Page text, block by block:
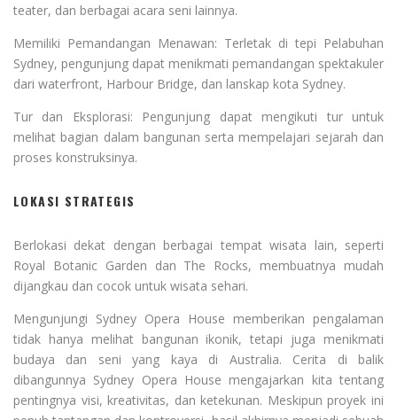
teater, dan berbagai acara seni lainnya.
Memiliki Pemandangan Menawan: Terletak di tepi Pelabuhan
Sydney, pengunjung dapat menikmati pemandangan spektakuler
dari waterfront, Harbour Bridge, dan lanskap kota Sydney.
Tur dan Eksplorasi: Pengunjung dapat mengikuti tur untuk
melihat bagian dalam bangunan serta mempelajari sejarah dan
proses konstruksinya.
LOKASI STRATEGIS
Berlokasi dekat dengan berbagai tempat wisata lain, seperti
Royal Botanic Garden dan The Rocks, membuatnya mudah
dijangkau dan cocok untuk wisata sehari.
Mengunjungi Sydney Opera House memberikan pengalaman
tidak hanya melihat bangunan ikonik, tetapi juga menikmati
budaya dan seni yang kaya di Australia. Cerita di balik
dibangunnya Sydney Opera House mengajarkan kita tentang
pentingnya visi, kreativitas, dan ketekunan. Meskipun proyek ini